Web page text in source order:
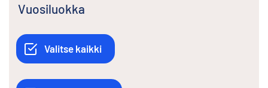
Vuosiluokka